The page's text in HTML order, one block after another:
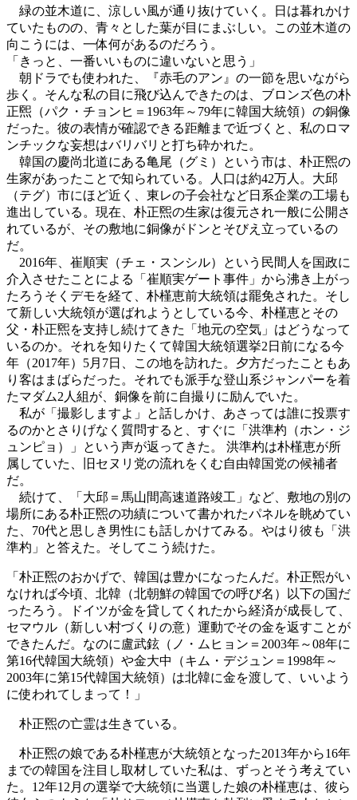
緑の並木道に、涼しい風が通り抜けていく。日は暮れかけ
ていたものの、青々とした葉が目にまぶしい。この並木道の
向こうには、一体何があるのだろう。
「きっと、一番いいものに違いないと思う」
朝ドラでも使われた、『赤毛のアン』の一節を思いながら
歩く。そんな私の目に飛び込んできたのは、ブロンズ色の朴
正煕（パク・チョンヒ＝1963年～79年に韓国大統領）の銅像
だった。彼の表情が確認できる距離まで近づくと、私のロマ
ンチックな妄想はバリバリと打ち砕かれた。
韓国の慶尚北道にある亀尾（グミ）という市は、朴正煕の
生家があったことで知られている。人口は約42万人。大邱
（テグ）市にほど近く、東レの子会社など日系企業の工場も
進出している。現在、朴正煕の生家は復元され一般に公開さ
れているが、その敷地に銅像がドンとそびえ立っているの
だ。
2016年、崔順実（チェ・スンシル）という民間人を国政に
介入させたことによる「崔順実ゲート事件」から沸き上がっ
たろうそくデモを経て、朴槿恵前大統領は罷免された。そし
て新しい大統領が選ばれようとしている今、朴槿恵とその
父・朴正煕を支持し続けてきた「地元の空気」はどうなって
いるのか。それを知りたくて韓国大統領選挙2日前になる今
年（2017年）5月7日、この地を訪れた。夕方だったこともあ
り客はまばらだった。それでも派手な登山系ジャンパーを着
たマダム2人組が、銅像を前に自撮りに励んでいた。
私が「撮影しますよ」と話しかけ、あさっては誰に投票す
るのかとさりげなく質問すると、すぐに「洪準杓（ホン・ジ
ュンピョ）」という声が返ってきた。 洪準杓は朴槿恵が所
属していた、旧セヌリ党の流れをくむ自由韓国党の候補者
だ。
続けて、「大邱＝馬山間高速道路竣工」など、敷地の別の
場所にある朴正煕の功績について書かれたパネルを眺めてい
た、70代と思しき男性にも話しかけてみる。やはり彼も「洪
準杓」と答えた。そしてこう続けた。
「朴正煕のおかげで、韓国は豊かになったんだ。朴正煕がい
なければ今頃、北韓（北朝鮮の韓国での呼び名）以下の国だ
ったろう。ドイツが金を貸してくれたから経済が成長して、
セマウル（新しい村づくりの意）運動でその金を返すことが
できたんだ。なのに盧武鉉（ノ・ムヒョン＝2003年～08年に
第16代韓国大統領）や金大中（キム・デジュン＝1998年～
2003年に第15代韓国大統領）は北韓に金を渡して、いいよう
に使われてしまって！」
朴正煕の亡霊は生きている。
朴正煕の娘である朴槿恵が大統領となった2013年から16年
までの韓国を注目し取材していた私は、ずっとそう考えてい
た。12年12月の選挙で大統領に当選した娘の朴槿恵は、彼ら